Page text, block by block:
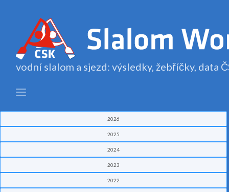
vodní slalom a sjezd: výsledky, žebříčky, data
2026
2025
2024
2023
2022